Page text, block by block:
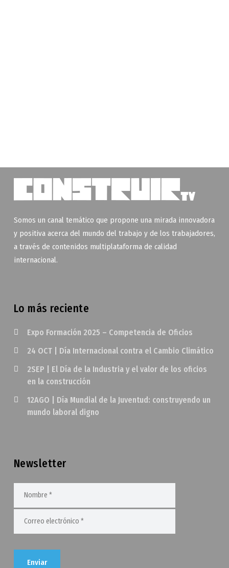
Somos un canal temático que propone una mirada innovadora
y positiva acerca del mundo del trabajo y de los trabajadores,
a través de contenidos multiplataforma de calidad
internacional.
Lo más reciente
Expo Formación 2025 – Competencia de Oficios
24 OCT | Día Internacional contra el Cambio Climático
2SEP | El Día de la Industria y el valor de los oficios
en la construcción
12AGO | Día Mundial de la Juventud: construyendo un
mundo laboral digno
Newsletter